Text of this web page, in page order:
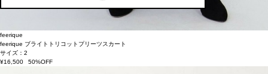
feerique
feerique ブライトトリコットプリーツスカート
サイズ：2
¥16,500
50%OFF